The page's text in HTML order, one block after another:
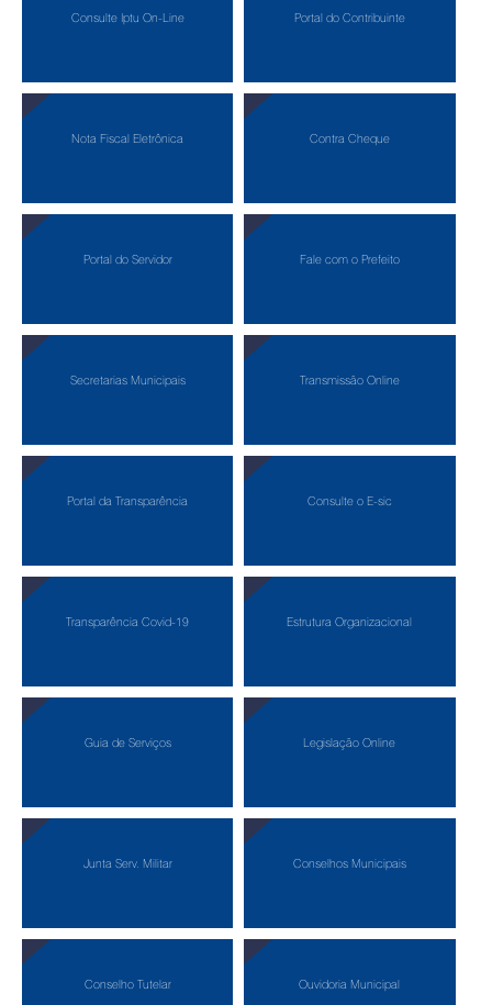
Consulte Iptu On-Line Portal do Contribuinte
Nota Fiscal Eletrônica Contra Cheque
Portal do Servidor Fale com o Prefeito
Secretarias Municipais Transmissão Online
Portal da Transparência Consulte o E-sic
Transparência Covid-19 Estrutura Organizacional
Guia de Serviços Legislação Online
Junta Serv. Militar Conselhos Municipais
Conselho Tutelar Ouvidoria Municipal